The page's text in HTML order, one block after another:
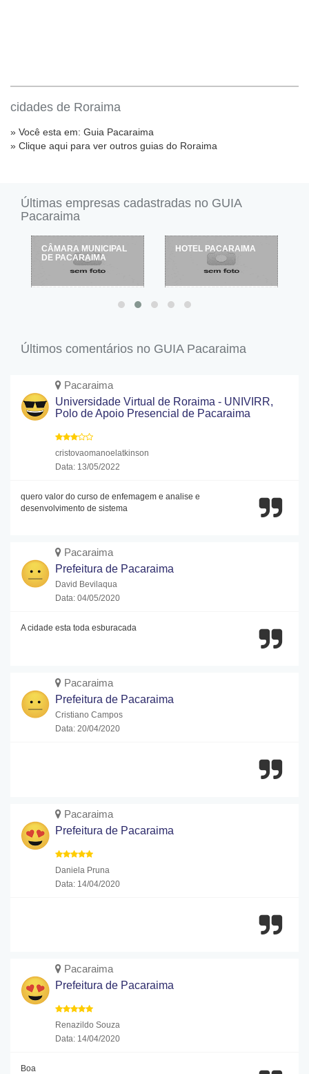
cidades de Roraima
» Você esta em: Guia Pacaraima
» Clique aqui para ver outros guias do Roraima
Últimas empresas cadastradas no GUIA
Pacaraima
HOTEL PACARAIMA HOTEL AMAZÔNIA
Últimos comentários no GUIA Pacaraima
Pacaraima
Universidade Virtual de Roraima - UNIVIRR,
Polo de Apoio Presencial de Pacaraima
cristovaomanoelatkinson
Data: 13/05/2022
quero valor do curso de enfemagem e analise e
desenvolvimento de sistema
Pacaraima
Prefeitura de Pacaraima
David Bevilaqua
Data: 04/05/2020
A cidade esta toda esburacada
Pacaraima
Prefeitura de Pacaraima
Cristiano Campos
Data: 20/04/2020
Pacaraima
Prefeitura de Pacaraima
Daniela Pruna
Data: 14/04/2020
Pacaraima
Prefeitura de Pacaraima
Renazildo Souza
Data: 14/04/2020
Boa